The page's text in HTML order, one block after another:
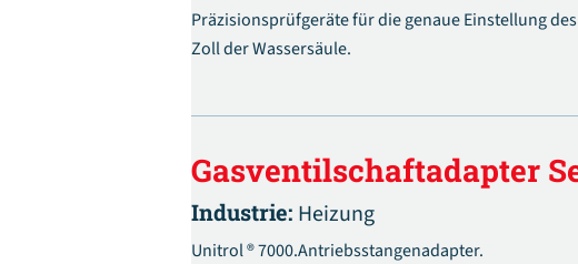
Präzisionsprüfgeräte für die genaue Einstellung
Zoll der Wassersäule.
Gasventilschaftadapter
Industrie: Heizung
Unitrol ® 7000.Antriebsstangenadapter.